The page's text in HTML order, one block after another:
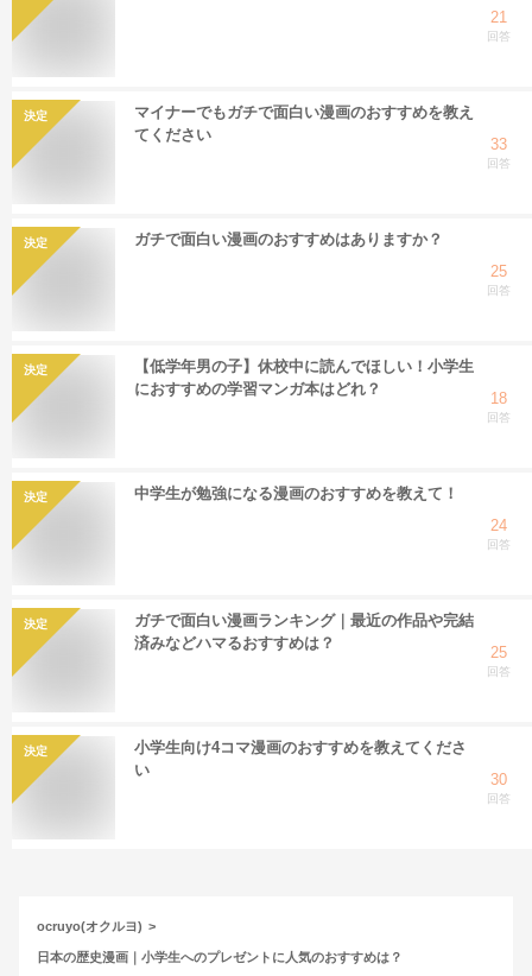
21
回答
決定
マイナーでもガチで面白い漫画のおすすめを教え
てください
33
回答
決定
ガチで面白い漫画のおすすめはありますか？
25
回答
決定
【低学年男の子】休校中に読んでほしい！小学生
におすすめの学習マンガ本はどれ？
18
回答
決定
中学生が勉強になる漫画のおすすめを教えて！
24
回答
決定
ガチで面白い漫画ランキング｜最近の作品や完結
済みなどハマるおすすめは？
25
回答
決定
小学生向け4コマ漫画のおすすめを教えてくださ
い
30
回答
ocruyo(オクルヨ)
日本の歴史漫画｜小学生へのプレゼントに人気のおすすめは？